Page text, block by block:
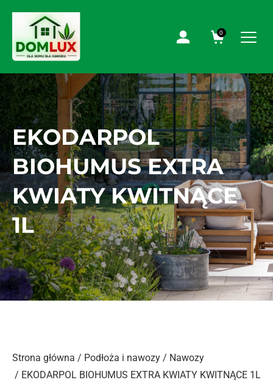
0
EKODARPOL
BIOHUMUS EXTRA
KWIATY KWITNĄCE
1L
Strona główna / Podłoża i nawozy / Nawozy
/ EKODARPOL BIOHUMUS EXTRA KWIATY KWITNĄCE 1L